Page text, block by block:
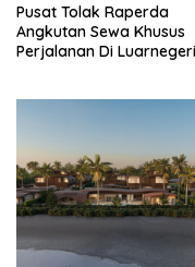
Pusat Tolak Raperda
Angkutan Sewa Khusus
Perjalanan Di